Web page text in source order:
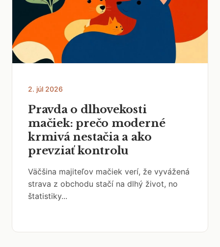
2. júl 2026
Pravda o dlhovekosti
mačiek: prečo moderné
krmivá nestačia a ako
prevziať kontrolu
Väčšina majiteľov mačiek verí, že vyvážená
strava z obchodu stačí na dlhý život, no
štatistiky...